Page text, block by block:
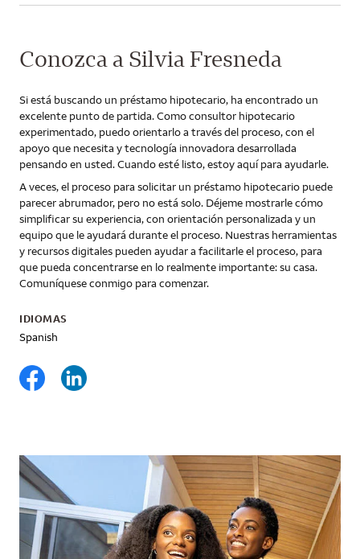
Conozca a Silvia Fresneda
Si está buscando un préstamo hipotecario, ha encontrado un
excelente punto de partida. Como consultor hipotecario
experimentado, puedo orientarlo a través del proceso, con el
apoyo que necesita y tecnología innovadora desarrollada
pensando en usted. Cuando esté listo, estoy aquí para ayudarle.
A veces, el proceso para solicitar un préstamo hipotecario puede
parecer abrumador, pero no está solo. Déjeme mostrarle cómo
simplificar su experiencia, con orientación personalizada y un
equipo que le ayudará durante el proceso. Nuestras herramientas
y recursos digitales pueden ayudar a facilitarle el proceso, para
que pueda concentrarse en lo realmente importante: su casa.
Comuníquese conmigo para comenzar.
IDIOMAS
Spanish